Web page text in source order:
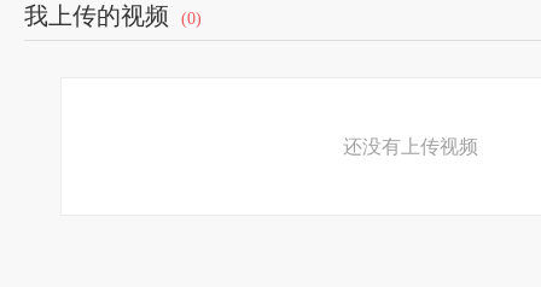
我上传的视频 (0)
还没有上传视频